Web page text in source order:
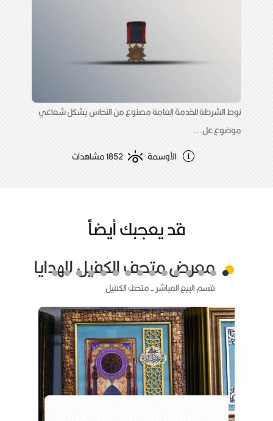
نوط الشرطة للخدمة العامة مصنوع من النحاس بشكل شعاعي
موضوع عل...
الأوسمة
1852 مشاهدات
قد يعجبك أيضاًً
معرض متحف الكفيل للهدايا
قسم البيع المباشر - متحف الكفيل